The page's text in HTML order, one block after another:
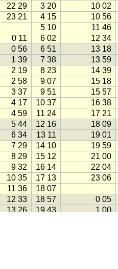
22 29 3 20 10 02
23 21 4 15 10 56
5 10 11 46
0 11 6 02 12 34
0 56 6 51 13 18
1 39 7 38 13 59
2 19 8 23 14 39
2 58 9 07 15 18
3 37 9 51 15 57
4 17 10 37 16 38
4 59 11 24 17 21
5 44 12 16 18 09
6 34 13 11 19 01
7 29 14 10 19 59
8 29 15 12 21 00
9 32 16 14 22 04
10 35 17 13 23 06
11 36 18 07
12 33 18 57 0 05
13 26 19 43 1 00